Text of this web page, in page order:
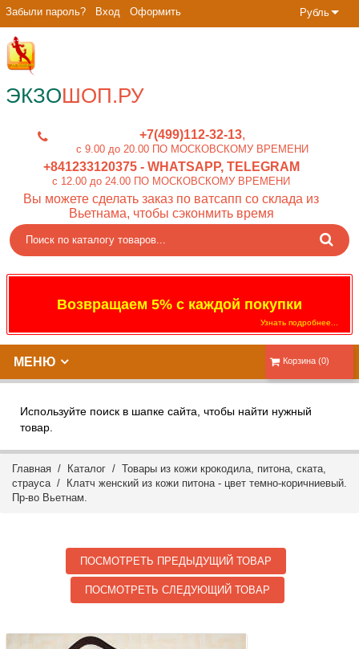
Рубль
Забыли пароль? Вход Оформить
ЭКЗОШОП.РУ
+7(499)112-32-13
c 9.00 до 20.00 ПО МОСКОВСКОМУ ВРЕМЕНИ
+841233120375- WHATSAPP, TELEGRAM
c 12.00 до 24.00 ПО МОСКОВСКОМУ ВРЕМЕНИ
Вы можете сделать заказ по ватсапп со склада из
Вьетнама, чтобы сэконмить время
Возвращаем 5% с каждой покупки
Узнать подробнее...
Корзина (0)
МЕНЮ
Используйте поиск в шапке сайта, чтобы найти нужный
товар.
Главная / Каталог / Товары из кожи крокодила, питона, ската,
страуса/ Клатч женский из кожи питона - цвет темно-коричниевый.
Пр-во Вьетнам.
ПОСМОТРЕТЬ ПРЕДЫДУЩИЙ ТОВАР
ПОСМОТРЕТЬ СЛЕДУЮЩИЙ ТОВАР